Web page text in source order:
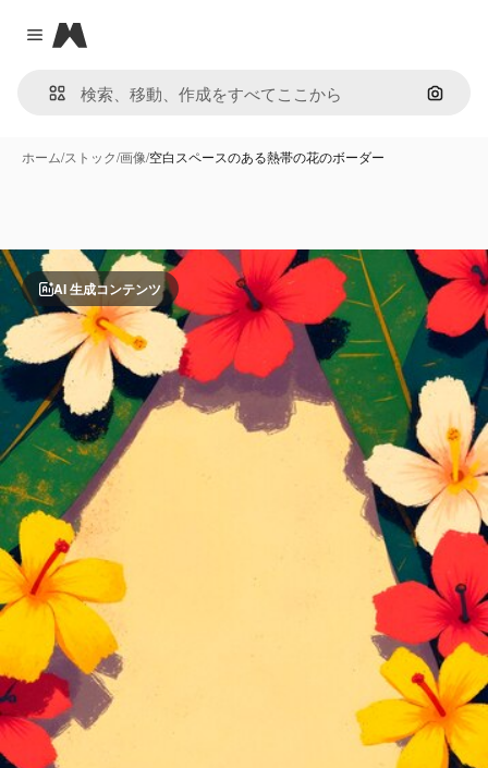
Close menu
Magnific
画像で
ホーム/ストック/画像/空白スペースのある熱帯の花のボーダー
AI 生成コンテンツ